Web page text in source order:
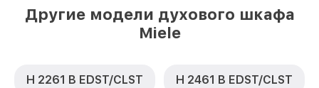
Другие модели духового шкафа
Miele
H 2261 B EDST/CLST H 2461 B EDST/CLST